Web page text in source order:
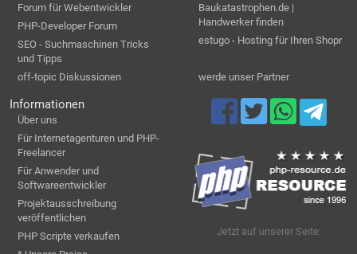
Forum für Webentwickler
PHP-Developer Forum
SEO - Suchmaschinen Tricks
und Tipps
off-topic Diskussionen
Baukatastrophen.de |
Handwerker finden
estugo - Hosting für Ihren Shopr
werde unser Partner
Informationen
Über uns
Für Internetagenturen und PHP-
Freelancer
Für Anwender und
Softwareentwickler
Projektausschreibung
veröffentlichen
PHP Scripte verkaufen
Jetzt auf unserer Seite: